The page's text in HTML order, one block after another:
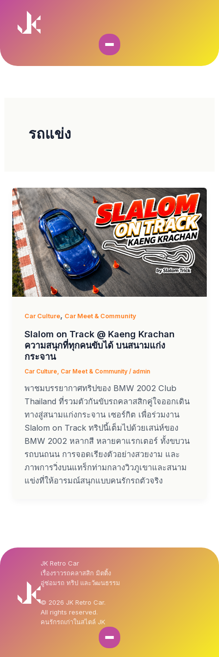
content
รถแข่ง
Car Culture, Car Meet & Community
Slalom on Track @ Kaeng Krachan
ความสนุกที่ทุกคนขับได้ บนสนามแก่ง
กระจาน
Car Culture, Car Meet & Community/ admin
พาชมบรรยากาศทริปของ BMW 2002 Club
Thailand ที่รวมตัวกันขับรถคลาสสิกคู่ใจออกเดิน
ทางสู่สนามแก่งกระจาน เซอร์กิต เพื่อร่วมงาน
Slalom on Track ทริปนี้เต็มไปด้วยเสน่ห์ของ
BMW 2002 หลากสี หลายคาแรกเตอร์ ทั้งขบวน
รถบนถนน การจอดเรียงตัวอย่างสวยงาม และ
ภาพการวิ่งบนแทร็กท่ามกลางวิวภูเขาและสนาม
แข่งที่ให้อารมณ์สนุกแบบคนรักรถตัวจริง
JK Retro Car
เรื่องราวรถคลาสสิก มิตติ้ง
อู่ซ่อมรถ ทริป และวัฒนธรรม
© 2026 JK Retro Car.
All rights reserved.
คนรักรถเก่าในสไตล์ JK